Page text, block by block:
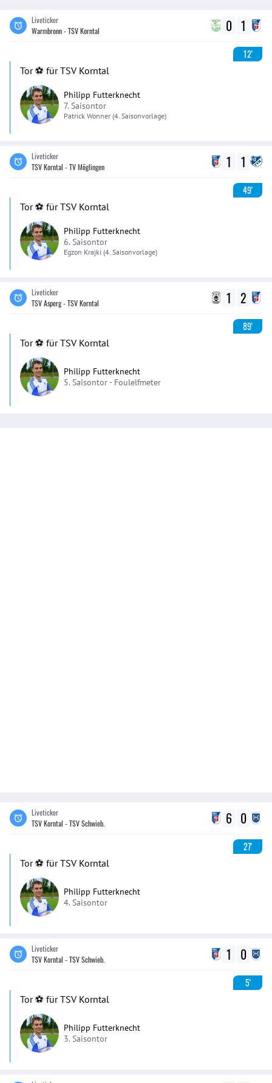
Liveticker
Warmbronn - TSV Korntal
0 1
12'
Tor ⚽️ für TSV Korntal
Philipp Futterknecht
7. Saisontor
Patrick Wonner (4. Saisonvorlage)
Liveticker
TSV Korntal - TV Möglingen
1 1
49'
Tor ⚽️ für TSV Korntal
Philipp Futterknecht
6. Saisontor
Egzon Krajki (4. Saisonvorlage)
Liveticker
TSV Asperg - TSV Korntal
1 2
89'
Tor ⚽️ für TSV Korntal
Philipp Futterknecht
5. Saisontor - Foulelfmeter
Liveticker
TSV Korntal - TSV Schwieb.
6 0
27'
Tor ⚽️ für TSV Korntal
Philipp Futterknecht
4. Saisontor
Liveticker
TSV Korntal - TSV Schwieb.
1 0
5'
Tor ⚽️ für TSV Korntal
Philipp Futterknecht
3. Saisontor